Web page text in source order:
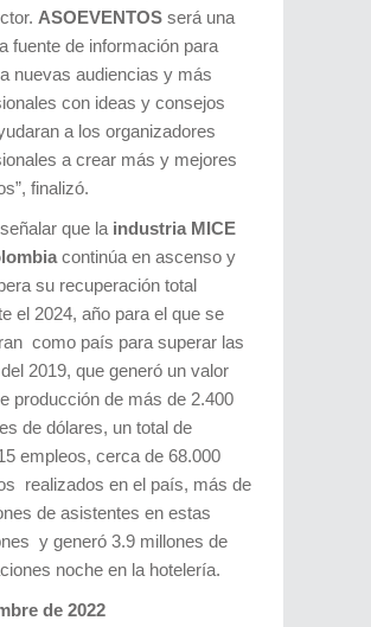
ASOEVENTOS será una
fuente de información para
nuevas audiencias y más
con ideas y consejos
a los organizadores
a crear más y mejores
finalizó.
que la industria MICE
continúa en ascenso y
su recuperación total
el 2024, año para el que se
como país para superar las
2019, que generó un valor
producción de más de 2.400
de dólares, un total de
empleos, cerca de 68.000
realizados en el país, más de
de asistentes en estas
y generó 3.9 millones de
noche en la hotelería.
de 2022